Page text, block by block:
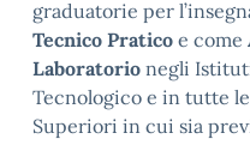
graduatorie per
Tecnico Pratico e come
Laboratorio negli
Tecnologico e in tutte
Superiori in cui sia